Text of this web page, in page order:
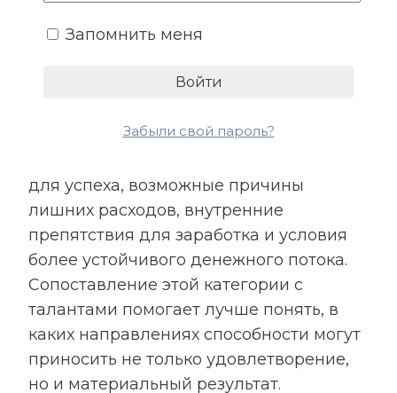
использовать открывающиеся
показывает подходящие направления
для успеха, возможные причины
лишних расходов, внутренние
препятствия для заработка и условия
более устойчивого денежного потока.
Сопоставление этой категории с
талантами помогает лучше понять, в
каких направлениях способности могут
приносить не только удовлетворение,
но и материальный результат.
Запомнить меня
Забыли свой пароль?